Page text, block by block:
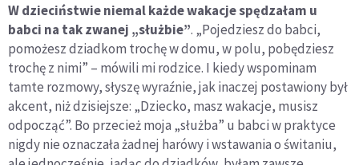
W dzieciństwie niemal każde wakacje spędzałam u
babci na tak zwanej „służbie”. „Pojedziesz do babci,
pomożesz dziadkom trochę w domu, w polu, pobędziesz
trochę z nimi” – mówili mi rodzice. I kiedy wspominam
tamte rozmowy, słyszę wyraźnie, jak inaczej postawiony był
akcent, niż dzisiejsze: „Dziecko, masz wakacje, musisz
odpocząć”. Bo przecież moja „służba” u babci w praktyce
nigdy nie oznaczała żadnej harówy i wstawania o świtaniu,